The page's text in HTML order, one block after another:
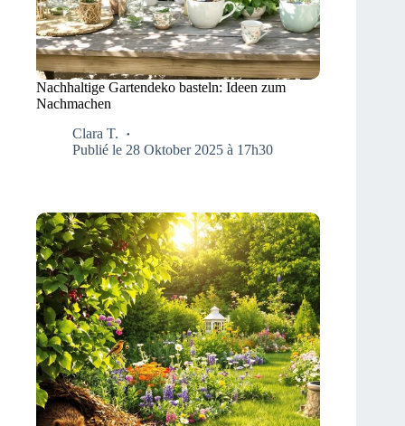
Nachhaltige Gartendeko basteln: Ideen zum
Nachmachen
Clara T.
Publié le 28 Oktober 2025 à 17h30